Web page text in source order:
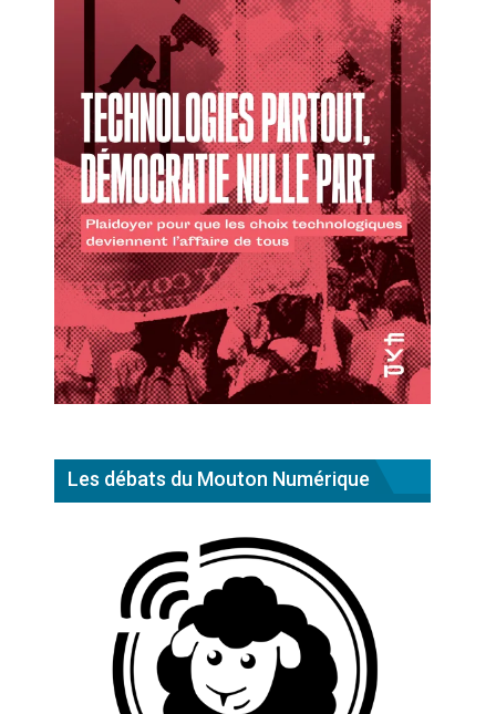
Les débats du Mouton Numérique